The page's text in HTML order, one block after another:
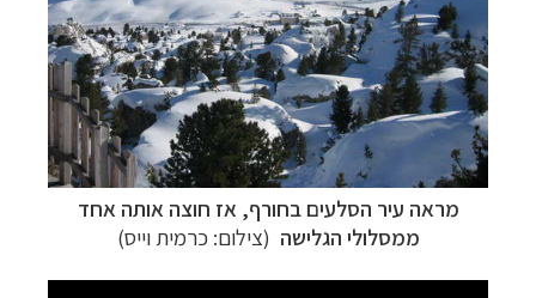
מראה עיר הסלעים בחורף, אז חוצה אותה אחד
ממסלולי הגלישה (צילום: כרמית וייס)